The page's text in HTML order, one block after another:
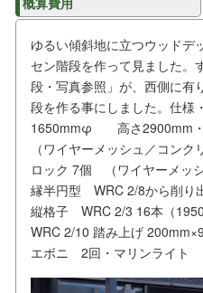
ゆるい傾斜地に立つウッドデ
セン階段を作って見ました。
段・写真参照」が、西側に有
段を作る事にしました。仕
1650mmφ 高さ2900mm
（ワイヤーメッシュ／コン
ロック 7個 （ワイヤーメッ
縁半円型 WRC 2/8から削り
縦格子 WRC 2/3 16本（
WRC 2/10 踏み上げ
エボニ 2回・マリンライ